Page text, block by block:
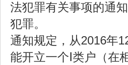
法犯罪有关事项的通
犯罪。
通知规定，从2016年
能开立一个Ⅰ类户（在